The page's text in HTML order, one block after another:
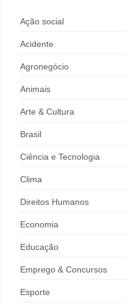
Ação social
Acidente
Agronegócio
Animais
Arte & Cultura
Brasil
Ciência e Tecnologia
Clima
Direitos Humanos
Economia
Educação
Emprego & Concursos
Esporte